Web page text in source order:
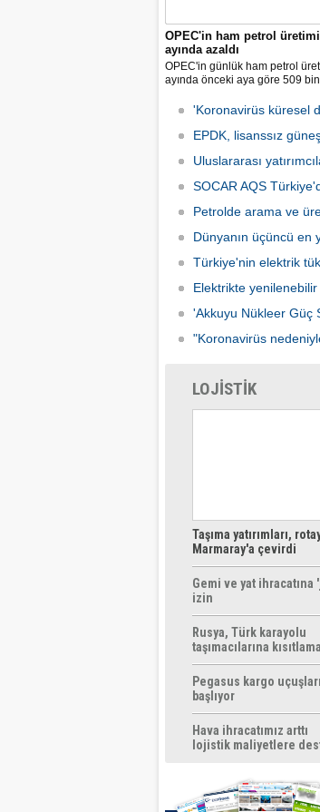
OPEC'in ham petrol
ayında azaldı
OPEC'in günlük ham petrol
ayında önceki aya göre 509 bin
geriledi.'Koronavirüs küresel
EPDK, lisanssız
Uluslararası
SOCAR AQS
Petrolde arama ve
Dünyanın üçüncü en
Türkiye'nin elektrik
Elektrikte
'Akkuyu Nükleer Güç
"Koronavirüs
LOJİSTİK
Taşıma yatırımları,
Marmaray'a çevirdi
Gemi ve yat ihracatına
izin
Rusya, Türk karayolu
taşımacılarına kısıtlama
getirebilir
Pegasus kargo
başlıyor
Hava ihracatımız arttı
lojistik maliyetlere